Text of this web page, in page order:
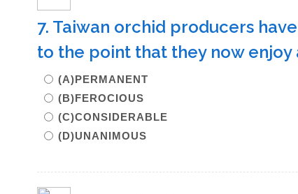
7. Taiwan orchid producers
to the point that they now enjoy
(A)PERMANENT
(B)FEROCIOUS
(C)CONSIDERABLE
(D)UNANIMOUS